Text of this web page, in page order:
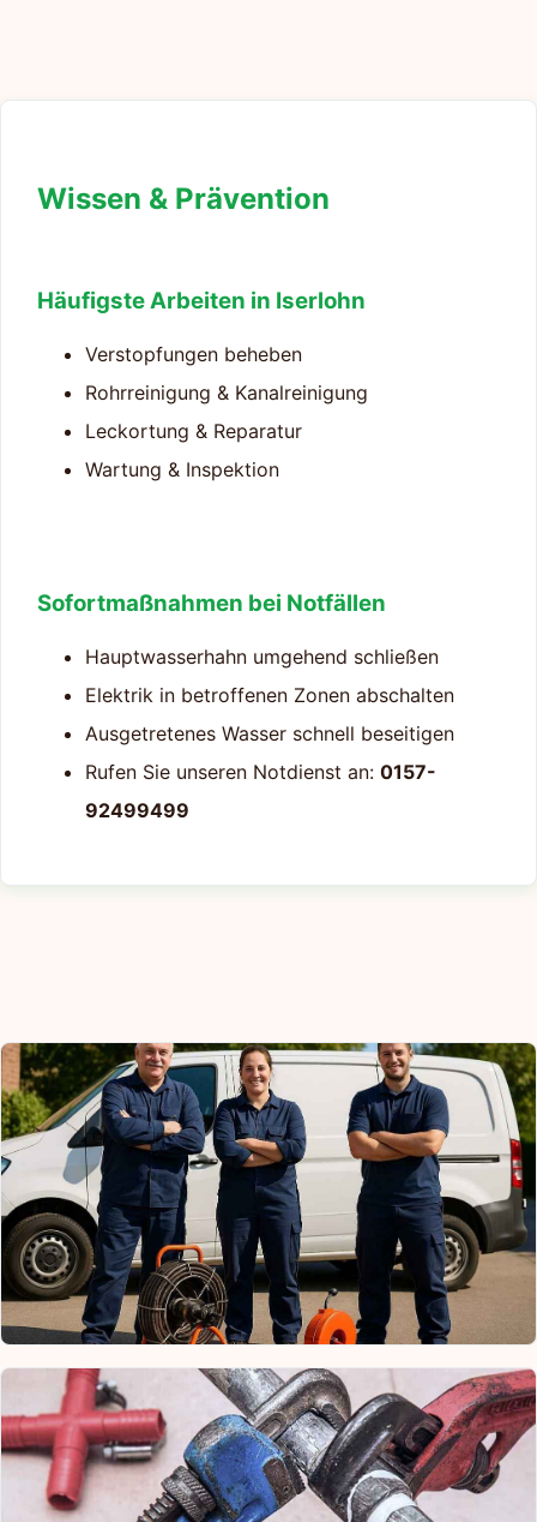
Wissen & Prävention
Häufigste Arbeiten in Iserlohn
Verstopfungen beheben
Rohrreinigung & Kanalreinigung
Leckortung & Reparatur
Wartung & Inspektion
Sofortmaßnahmen bei Notfällen
Hauptwasserhahn umgehend schließen
Elektrik in betroffenen Zonen abschalten
Ausgetretenes Wasser schnell beseitigen
Rufen Sie unseren Notdienst an: 0157-
92499499